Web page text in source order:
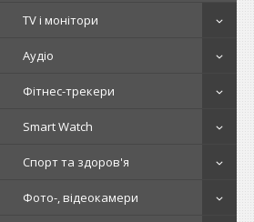
TV і монітори
Аудіо
Фітнес-трекери
Smart Watch
Спорт та здоров'я
Фото-, відеокамери